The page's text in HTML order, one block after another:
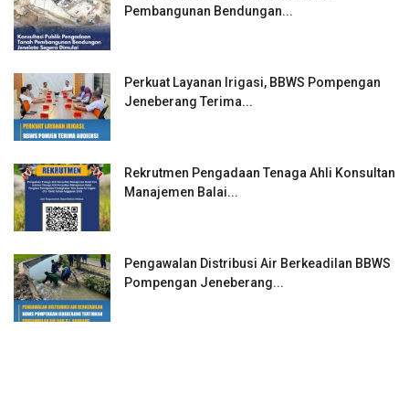
Pembangunan Bendungan...
Perkuat Layanan Irigasi, BBWS Pompengan
Jeneberang Terima...
Rekrutmen Pengadaan Tenaga Ahli Konsultan
Manajemen Balai...
Pengawalan Distribusi Air Berkeadilan BBWS
Pompengan Jeneberang...